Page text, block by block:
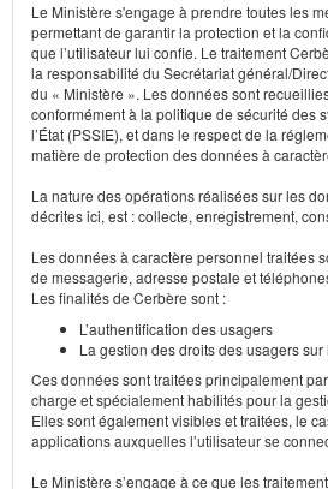
Le Ministère s'engage à prendre toutes les
permettant de garantir la protection et la
que l’utilisateur lui confie. Le traitement
la responsabilité du Secrétariat général/
du « Ministère ». Les données sont
conformément à la politique de sécurité des
l’État (PSSIE), et dans le respect de la
matière de protection des données à
La nature des opérations réalisées sur les
décrites ici, est : collecte, enregistrement,
Les données à caractère personnel traitées
de messagerie, adresse postale et
Les finalités de Cerbère sont :
L’authentification des usagers
La gestion des droits des usagers
Ces données sont traitées principalement
charge et spécialement habilités pour la
Elles sont également visibles et traitées, le
applications auxquelles l’utilisateur se
Le Ministère s’engage à ce que les